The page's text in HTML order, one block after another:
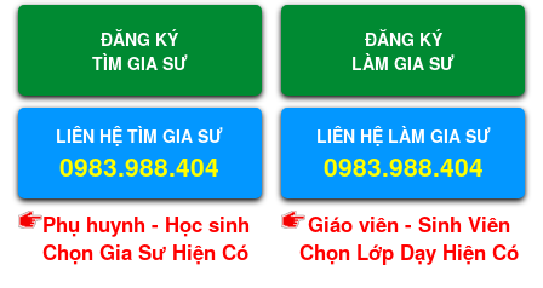
ĐĂNG KÝ
TÌM GIA SƯ
LIÊN HỆ TÌM GIA SƯ
0983.988.404
Phụ huynh - Học sinh
Chọn Gia Sư Hiện Có
ĐĂNG KÝ
LÀM GIA SƯ
LIÊN HỆ LÀM GIA SƯ
0983.988.404
Giáo viên - Sinh Viên
Chọn Lớp Dạy Hiện Có